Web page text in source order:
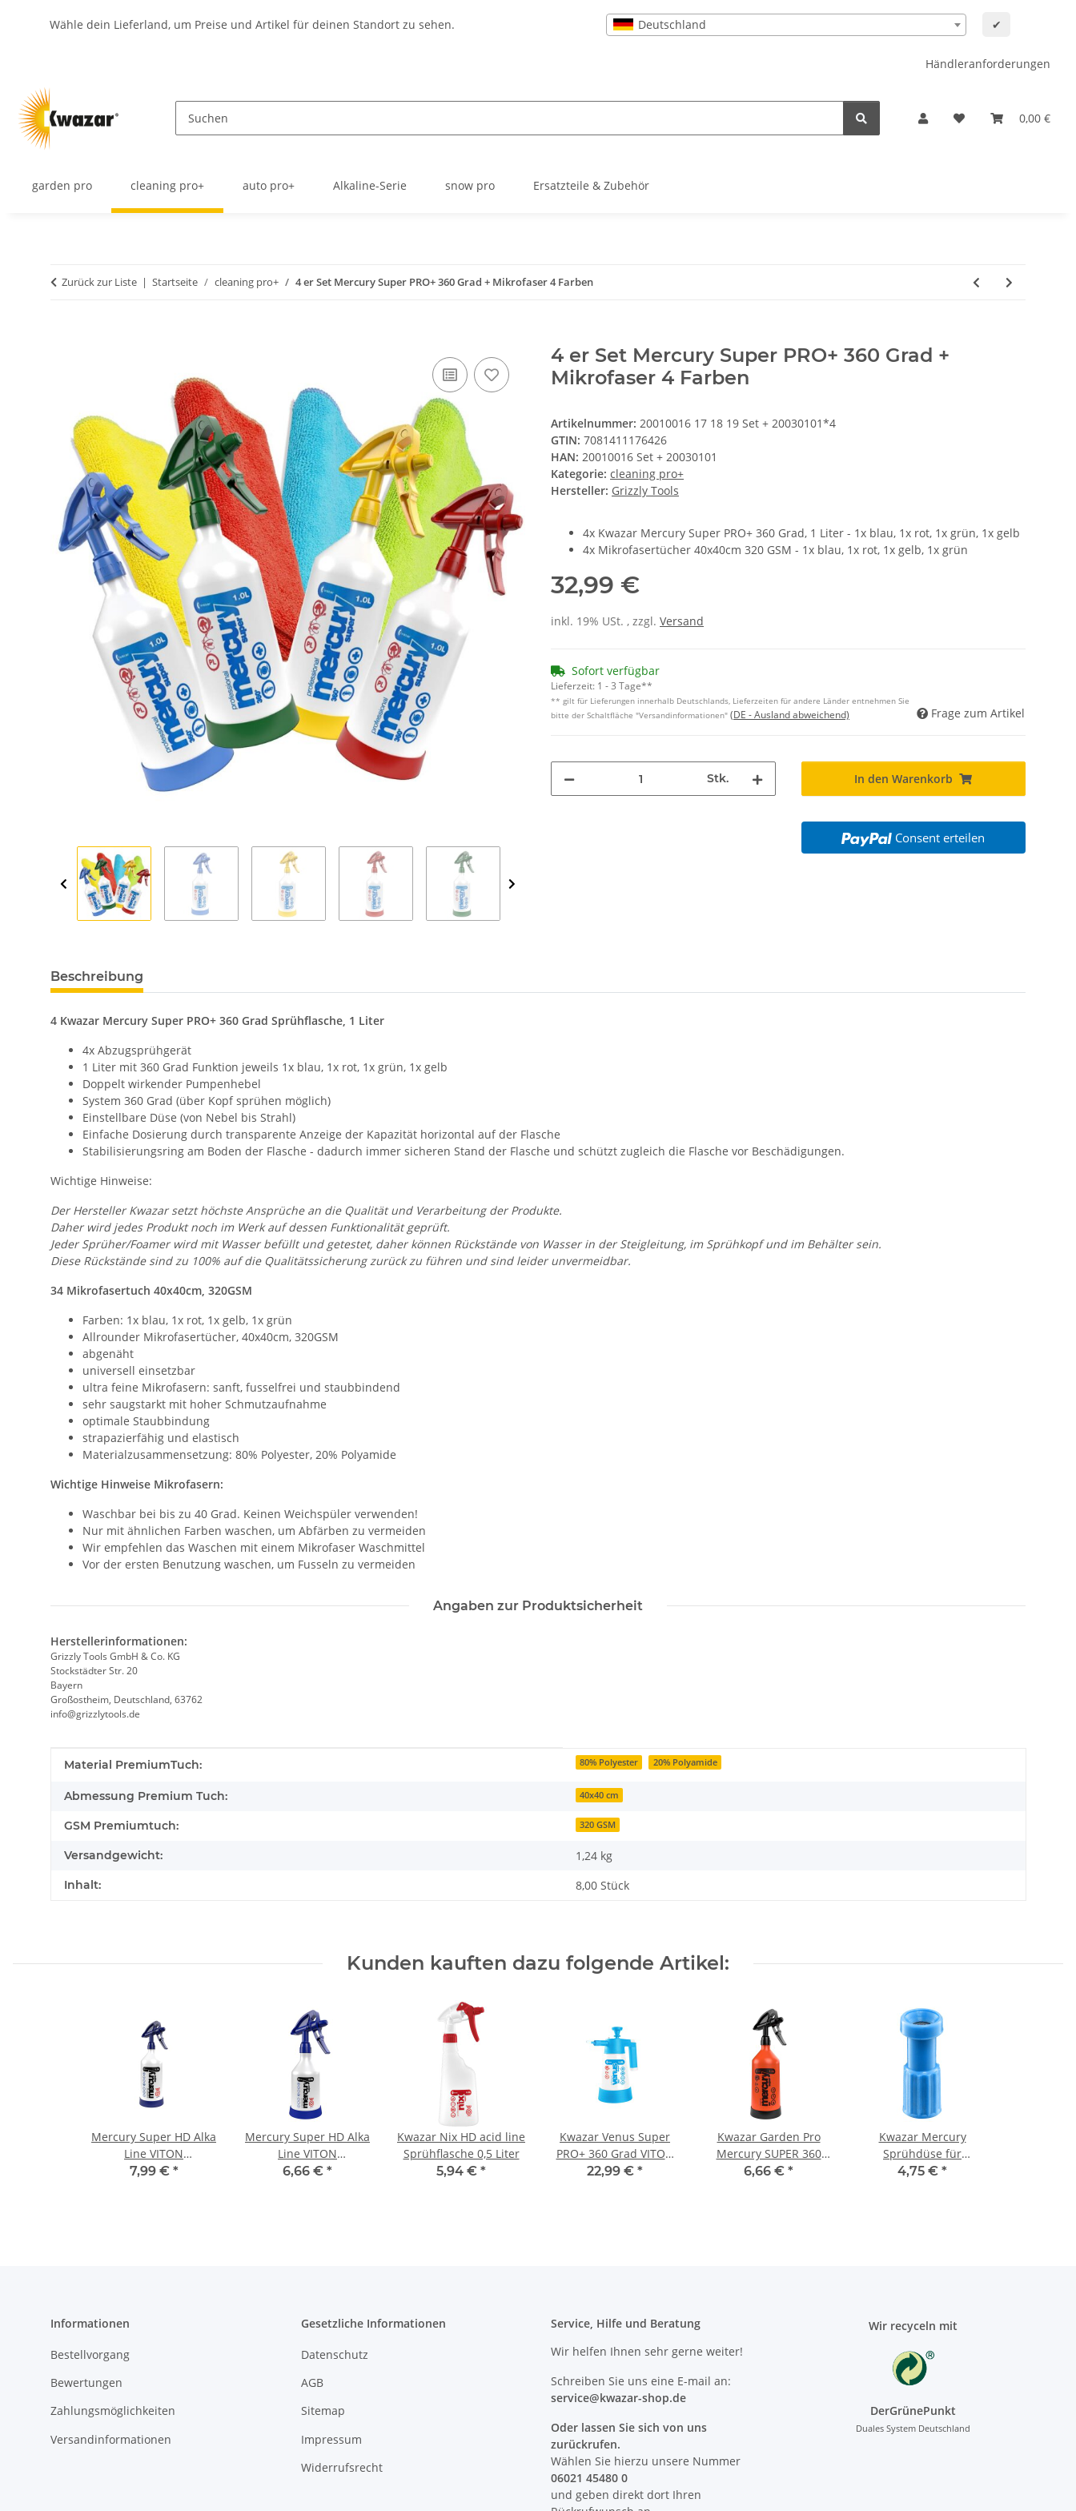
Wähle dein Lieferland, um Preise und Artikel für deinen Standort zu sehen. Deutschland ✔
Händleranforderungen
0,00 €
garden pro cleaning pro+ auto pro+ Alkaline-Serie snow pro Ersatzteile & Zubehör
Zurück zur Liste Startseite cleaning pro+ 4 er Set Mercury Super PRO+ 360 Grad + Mikrofaser 4 Farben
4 er Set Mercury Super PRO+ 360 Grad +
Mikrofaser 4 Farben
Artikelnummer: 20010016 17 18 19 Set + 20030101*4
GTIN: 7081411176426
HAN: 20010016 Set + 20030101
Kategorie: cleaning pro+
Hersteller: Grizzly Tools
4x Kwazar Mercury Super PRO+ 360 Grad, 1 Liter - 1x blau, 1x rot, 1x grün, 1x gelb
4x Mikrofasertücher 40x40cm 320 GSM - 1x blau, 1x rot, 1x gelb, 1x grün
32,99 €
inkl. 19% USt. , zzgl. Versand
Sofort verfügbar
Lieferzeit: 1 - 3 Tage**
** gilt für Lieferungen innerhalb Deutschlands, Lieferzeiten für andere Länder entnehmen Sie
bitte der Schaltfläche "Versandinformationen" (DE - Ausland abweichend) Frage zum Artikel
Stk. In den Warenkorb
Consent erteilen
Beschreibung
4 Kwazar Mercury Super PRO+ 360 Grad Sprühflasche, 1 Liter
4x Abzugsprühgerät
1 Liter mit 360 Grad Funktion jeweils 1x blau, 1x rot, 1x grün, 1x gelb
Doppelt wirkender Pumpenhebel
System 360 Grad (über Kopf sprühen möglich)
Einstellbare Düse (von Nebel bis Strahl)
Einfache Dosierung durch transparente Anzeige der Kapazität horizontal auf der Flasche
Stabilisierungsring am Boden der Flasche - dadurch immer sicheren Stand der Flasche und schützt zugleich die Flasche vor Beschädigungen.
Wichtige Hinweise:
Der Hersteller Kwazar setzt höchste Ansprüche an die Qualität und Verarbeitung der Produkte.
Daher wird jedes Produkt noch im Werk auf dessen Funktionalität geprüft.
Jeder Sprüher/Foamer wird mit Wasser befüllt und getestet, daher können Rückstände von Wasser in der Steigleitung, im Sprühkopf und im Behälter sein.
Diese Rückstände sind zu 100% auf die Qualitätssicherung zurück zu führen und sind leider unvermeidbar.
34 Mikrofasertuch 40x40cm, 320GSM
Farben: 1x blau, 1x rot, 1x gelb, 1x grün
Allrounder Mikrofasertücher, 40x40cm, 320GSM
abgenäht
universell einsetzbar
ultra feine Mikrofasern: sanft, fusselfrei und staubbindend
sehr saugstarkt mit hoher Schmutzaufnahme
optimale Staubbindung
strapazierfähig und elastisch
Materialzusammensetzung: 80% Polyester, 20% Polyamide
Wichtige Hinweise Mikrofasern:
Waschbar bei bis zu 40 Grad. Keinen Weichspüler verwenden!
Nur mit ähnlichen Farben waschen, um Abfärben zu vermeiden
Wir empfehlen das Waschen mit einem Mikrofaser Waschmittel
Vor der ersten Benutzung waschen, um Fusseln zu vermeiden
Angaben zur Produktsicherheit
Herstellerinformationen:
Grizzly Tools GmbH & Co. KG
Stockstädter Str. 20
Bayern
Großostheim, Deutschland, 63762
info@grizzlytools.de
Produkteigenschaft
Wert
Material PremiumTuch: 80% Polyester 20% Polyamide
Abmessung Premium Tuch: 40x40 cm
GSM Premiumtuch: 320 GSM
Versandgewicht: 1,24 kg
Inhalt: 8,00 Stück
Kunden kauften dazu folgende Artikel:
Mercury Super HD Alka
Line VITON
Sprühflasche 1 L
7,99 € *
Mercury Super HD Alka
Line VITON
Sprühflasche 0,5 L
6,66 € *
Kwazar Nix HD acid line
Sprühflasche 0,5 Liter
5,94 € *
Kwazar Venus Super
PRO+ 360 Grad VITON
Pumpsprüher 1 Liter
22,99 € *
Kwazar Garden Pro
Mercury SUPER 360
VITON Sprühflasche 1
6,66 € *
Kwazar Mercury
Sprühdüse für
Schaumerzeugung
4,75 € *
Informationen
Bestellvorgang
Bewertungen
Zahlungsmöglichkeiten
Versandinformationen
Gesetzliche Informationen
Datenschutz
AGB
Sitemap
Impressum
Widerrufsrecht
Service, Hilfe und Beratung
Wir helfen Ihnen sehr gerne weiter!
Schreiben Sie uns eine E-mail an:
service@kwazar-shop.de
Oder lassen Sie sich von uns
zurückrufen.
Wählen Sie hierzu unsere Nummer
06021 45480 0
und geben direkt dort Ihren
Wir recyceln mit
DerGrünePunkt
Duales System Deutschland